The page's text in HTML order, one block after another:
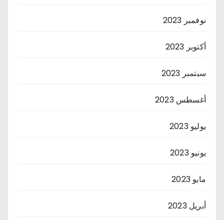
نوفمبر 2023
أكتوبر 2023
سبتمبر 2023
أغسطس 2023
يوليو 2023
يونيو 2023
مايو 2023
أبريل 2023